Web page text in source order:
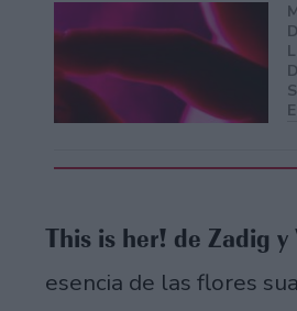
This is her! de Zadig y
esencia de las flores